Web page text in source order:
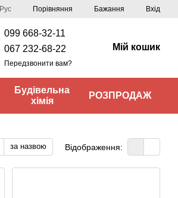
Рус Порівняння Бажання Вхід
099 668-32-11
067 232-68-22
Передзвонити вам?
Мій кошик
Будівельна
хімія
РОЗПРОДАЖ
за назвою Відображення: